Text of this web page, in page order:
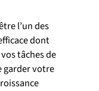
l’un des
dont
tâches de
garder votre